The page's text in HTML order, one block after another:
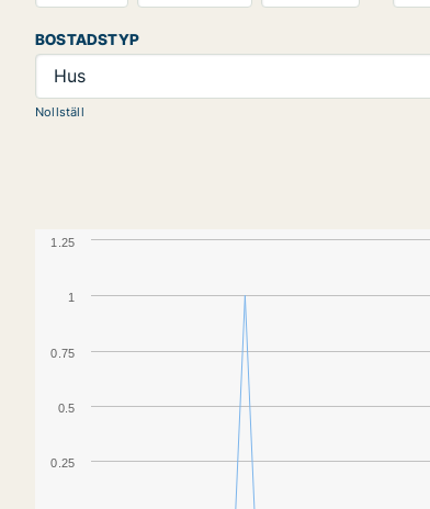
BOSTADSTYP
Hus
Nollställ
1
0.25
0.5
0.75
1.25